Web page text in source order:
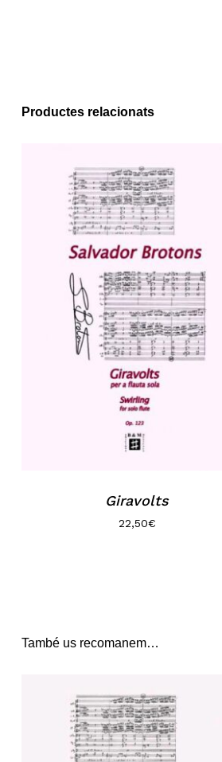
Go to shop
Productes relacionats
Giravolts
22,50€
També us recomanem…